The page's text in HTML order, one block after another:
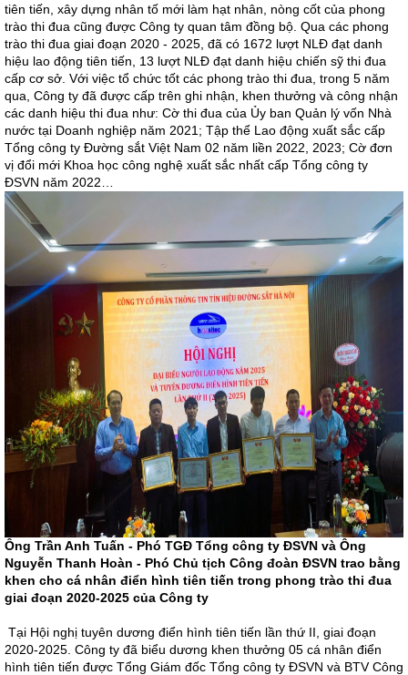
tiên tiến, xây dựng nhân tố mới làm hạt nhân, nòng cốt của phong
trào thi đua cũng được Công ty quan tâm đồng bộ. Qua các phong
trào thi đua giai đoạn 2020 - 2025, đã có 1672 lượt NLĐ đạt danh
hiệu lao động tiên tiến, 13 lượt NLĐ đạt danh hiệu chiến sỹ thi đua
cấp cơ sở. Với việc tổ chức tốt các phong trào thi đua, trong 5 năm
qua, Công ty đã được cấp trên ghi nhận, khen thưởng và công nhận
các danh hiệu thi đua như: Cờ thi đua của Ủy ban Quản lý vốn Nhà
nước tại Doanh nghiệp năm 2021; Tập thể Lao động xuất sắc cấp
Tổng công ty Đường sắt Việt Nam 02 năm liền 2022, 2023; Cờ đơn
vị đổi mới Khoa học công nghệ xuất sắc nhất cấp Tổng công ty
ĐSVN năm 2022…
Ông Trần Anh Tuấn - Phó TGĐ Tổng công ty ĐSVN và Ông
Nguyễn Thanh Hoàn - Phó Chủ tịch Công đoàn ĐSVN trao bằng
khen cho cá nhân điển hình tiên tiến trong phong trào thi đua
giai đoạn 2020-2025 của Công ty
Tại Hội nghị tuyên dương điển hình tiên tiến lần thứ II, giai đoạn
2020-2025. Công ty đã biểu dương khen thưởng 05 cá nhân điển
hình tiên tiến được Tổng Giám đốc Tổng công ty ĐSVN và BTV Công